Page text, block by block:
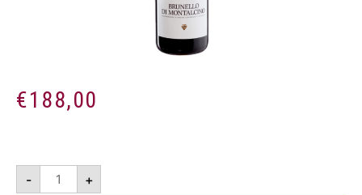
€188,00
-
Brunello
Montalcino
+